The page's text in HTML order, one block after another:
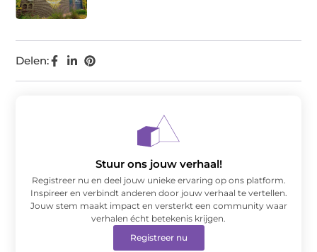
Delen:
Stuur ons jouw verhaal!
Registreer nu en deel jouw unieke ervaring op ons platform.
Inspireer en verbindt anderen door jouw verhaal te vertellen.
Jouw stem maakt impact en versterkt een community waar
verhalen écht betekenis krijgen.
Registreer nu